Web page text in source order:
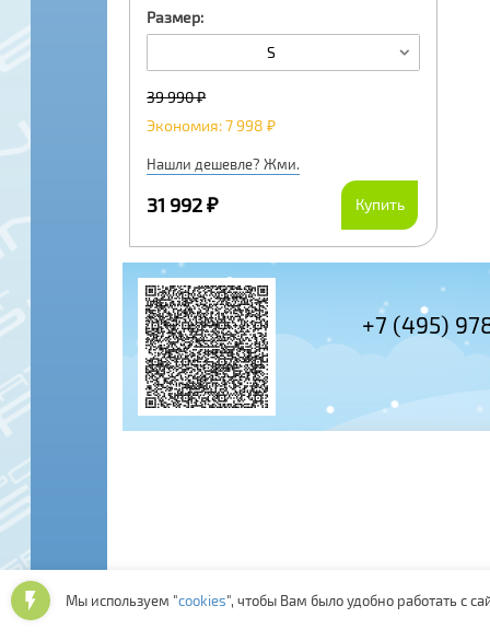
Размер:
S
39 990 ₽
Экономия: 7 998 ₽
Нашли дешевле? Жми.
31 992 ₽ Купить
+7 (495)
Мы используем "cookies", чтобы Вам было удобно работать с